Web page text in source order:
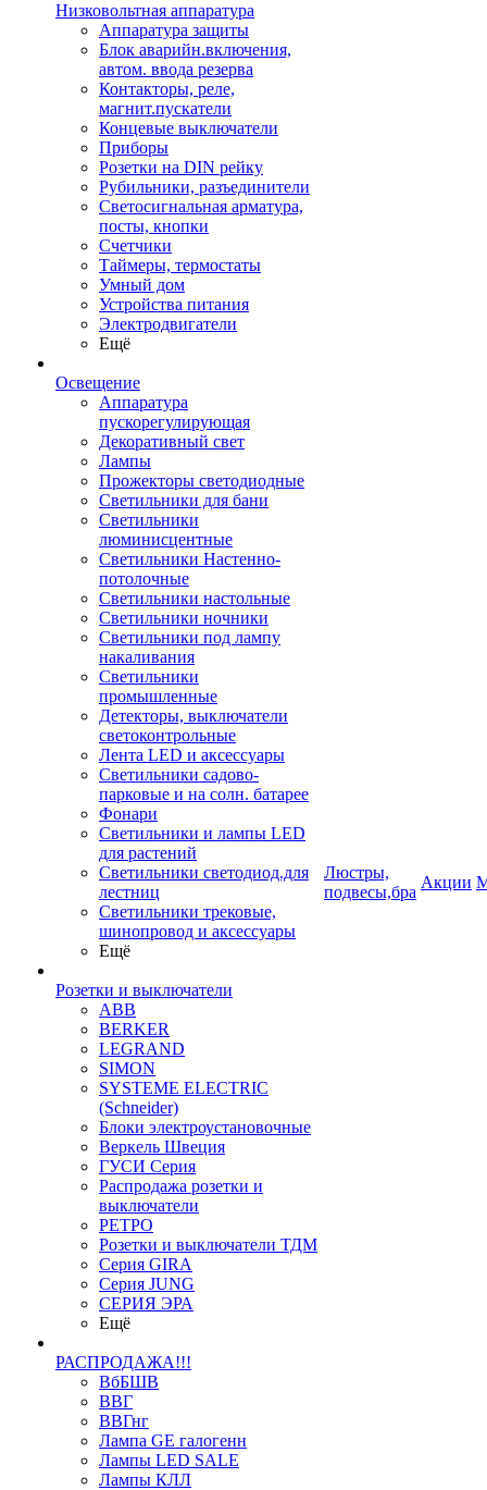
Низковольтная аппаратура
Аппаратура защиты
Блок аварийн.включения,
автом. ввода резерва
Контакторы, реле,
магнит.пускатели
Концевые выключатели
Приборы
Розетки на DIN рейку
Рубильники, разъединители
Светосигнальная арматура,
посты, кнопки
Счетчики
Таймеры, термостаты
Умный дом
Устройства питания
Электродвигатели
Ещё
Освещение
Аппаратура
пускорегулирующая
Декоративный свет
Лампы
Прожекторы светодиодные
Светильники для бани
Светильники
люминисцентные
Светильники Настенно-
потолочные
Светильники настольные
Светильники ночники
Светильники под лампу
накаливания
Светильники
промышленные
Детекторы, выключатели
светоконтрольные
Лента LED и аксессуары
Светильники садово-
парковые и на солн. батарее
Фонари
Светильники и лампы LED
для растений
Светильники светодиод.для
лестниц
Светильники трековые,
шинопровод и аксессуары
Ещё
Розетки и выключатели
ABB
BERKER
LEGRAND
SIMON
SYSTEME ELECTRIC
(Schneider)
Блоки электроустановочные
Веркель Швеция
ГУСИ Серия
Распродажа розетки и
выключатели
РЕТРО
Розетки и выключатели ТДМ
Серия GIRA
Серия JUNG
СЕРИЯ ЭРА
Ещё
РАСПРОДАЖА!!!
ВбБШВ
ВВГ
ВВГнг
Лампа GE галогенн
Лампы LED SALE
Лампы КЛЛ
Люстры,
подвесы,бра
Акции